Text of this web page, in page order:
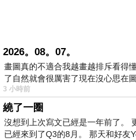
2026。08。07。
畫圖真的不適合我越畫越排斥看得
了自然就會很厲害了現在沒心思
3 小時前
繞了一圈
沒想到上次寫文已經是一年前了。
已經來到了Q3的8月。 那天和好友